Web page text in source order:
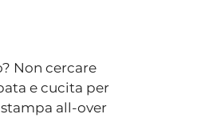
Non cercare
e cucita per
all-over